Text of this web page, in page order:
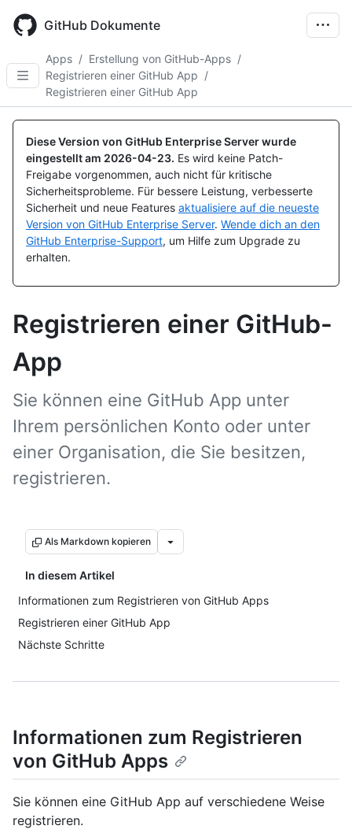
main
GitHub Dokumente
Apps / Erstellung von GitHub-Apps /
Registrieren einer GitHub App /
Registrieren einer GitHub App
Diese Version von GitHub Enterprise Server wurde
eingestellt am 2026-04-23. Es wird keine Patch-
Freigabe vorgenommen, auch nicht für kritische
Sicherheitsprobleme. Für bessere Leistung, verbesserte
Sicherheit und neue Features aktualisiere auf die neueste
Version von GitHub Enterprise Server. Wende dich an den
GitHub Enterprise-Support, um Hilfe zum Upgrade zu
erhalten.
Registrieren einer GitHub-
App
Sie können eine GitHub App unter
Ihrem persönlichen Konto oder unter
einer Organisation, die Sie besitzen,
registrieren.
Als Markdown kopieren
In diesem Artikel
Informationen zum Registrieren von GitHub Apps
Registrieren einer GitHub App
Nächste Schritte
Informationen zum Registrieren
von GitHub Apps
Sie können eine GitHub App auf verschiedene Weise
registrieren.